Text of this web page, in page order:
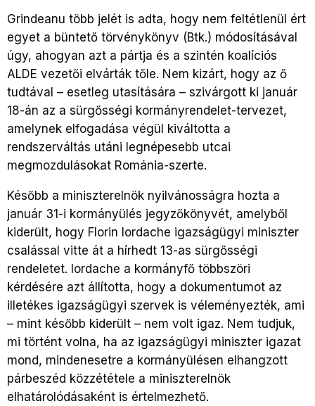
Grindeanu több jelét is adta, hogy nem feltétlenül ért
egyet a büntető törvénykönyv (Btk.) módosításával
úgy, ahogyan azt a pártja és a szintén koalíciós
ALDE vezetői elvárták tőle. Nem kizárt, hogy az ő
tudtával – esetleg utasítására – szivárgott ki január
18-án az a sürgősségi kormányrendelet-tervezet,
amelynek elfogadása végül kiváltotta a
rendszerváltás utáni legnépesebb utcai
megmozdulásokat Románia-szerte.
Később a miniszterelnök nyilvánosságra hozta a
január 31-i kormányülés jegyzőkönyvét, amelyből
kiderült, hogy Florin Iordache igazságügyi miniszter
csalással vitte át a hírhedt 13-as sürgősségi
rendeletet. Iordache a kormányfő többszöri
kérdésére azt állította, hogy a dokumentumot az
illetékes igazságügyi szervek is véleményezték, ami
– mint később kiderült – nem volt igaz. Nem tudjuk,
mi történt volna, ha az igazságügyi miniszter igazat
mond, mindenesetre a kormányülésen elhangzott
párbeszéd közzététele a miniszterelnök
elhatárolódásaként is értelmezhető.